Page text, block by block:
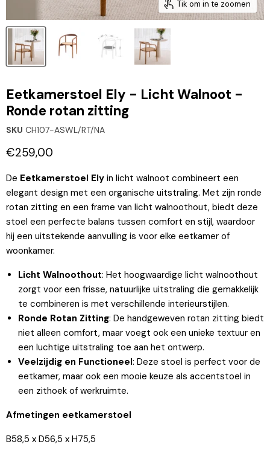
Tik om in te zoomen
Eetkamerstoel Ely - Licht Walnoot -
Ronde rotan zitting
SKU CH107-ASWL/RT/NA
Huidige prijs
€259,00
De Eetkamerstoel Ely in licht walnoot combineert een
elegant design met een organische uitstraling. Met zijn ronde
rotan zitting en een frame van licht walnoothout, biedt deze
stoel een perfecte balans tussen comfort en stijl, waardoor
hij een uitstekende aanvulling is voor elke eetkamer of
woonkamer.
Licht Walnoothout: Het hoogwaardige licht walnoothout
zorgt voor een frisse, natuurlijke uitstraling die gemakkelijk
te combineren is met verschillende interieurstijlen.
Ronde Rotan Zitting: De handgeweven rotan zitting biedt
niet alleen comfort, maar voegt ook een unieke textuur en
een luchtige uitstraling toe aan het ontwerp.
Veelzijdig en Functioneel: Deze stoel is perfect voor de
eetkamer, maar ook een mooie keuze als accentstoel in
een zithoek of werkruimte.
Afmetingen eetkamerstoel
B58,5 x D56,5 x H75,5